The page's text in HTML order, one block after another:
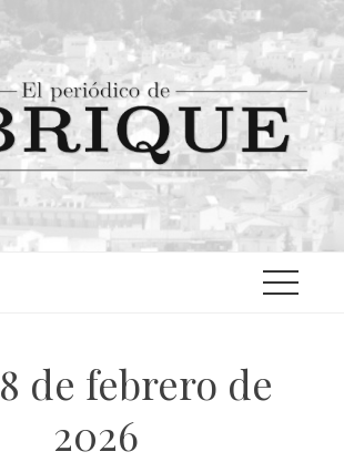
8 de febrero de
2026